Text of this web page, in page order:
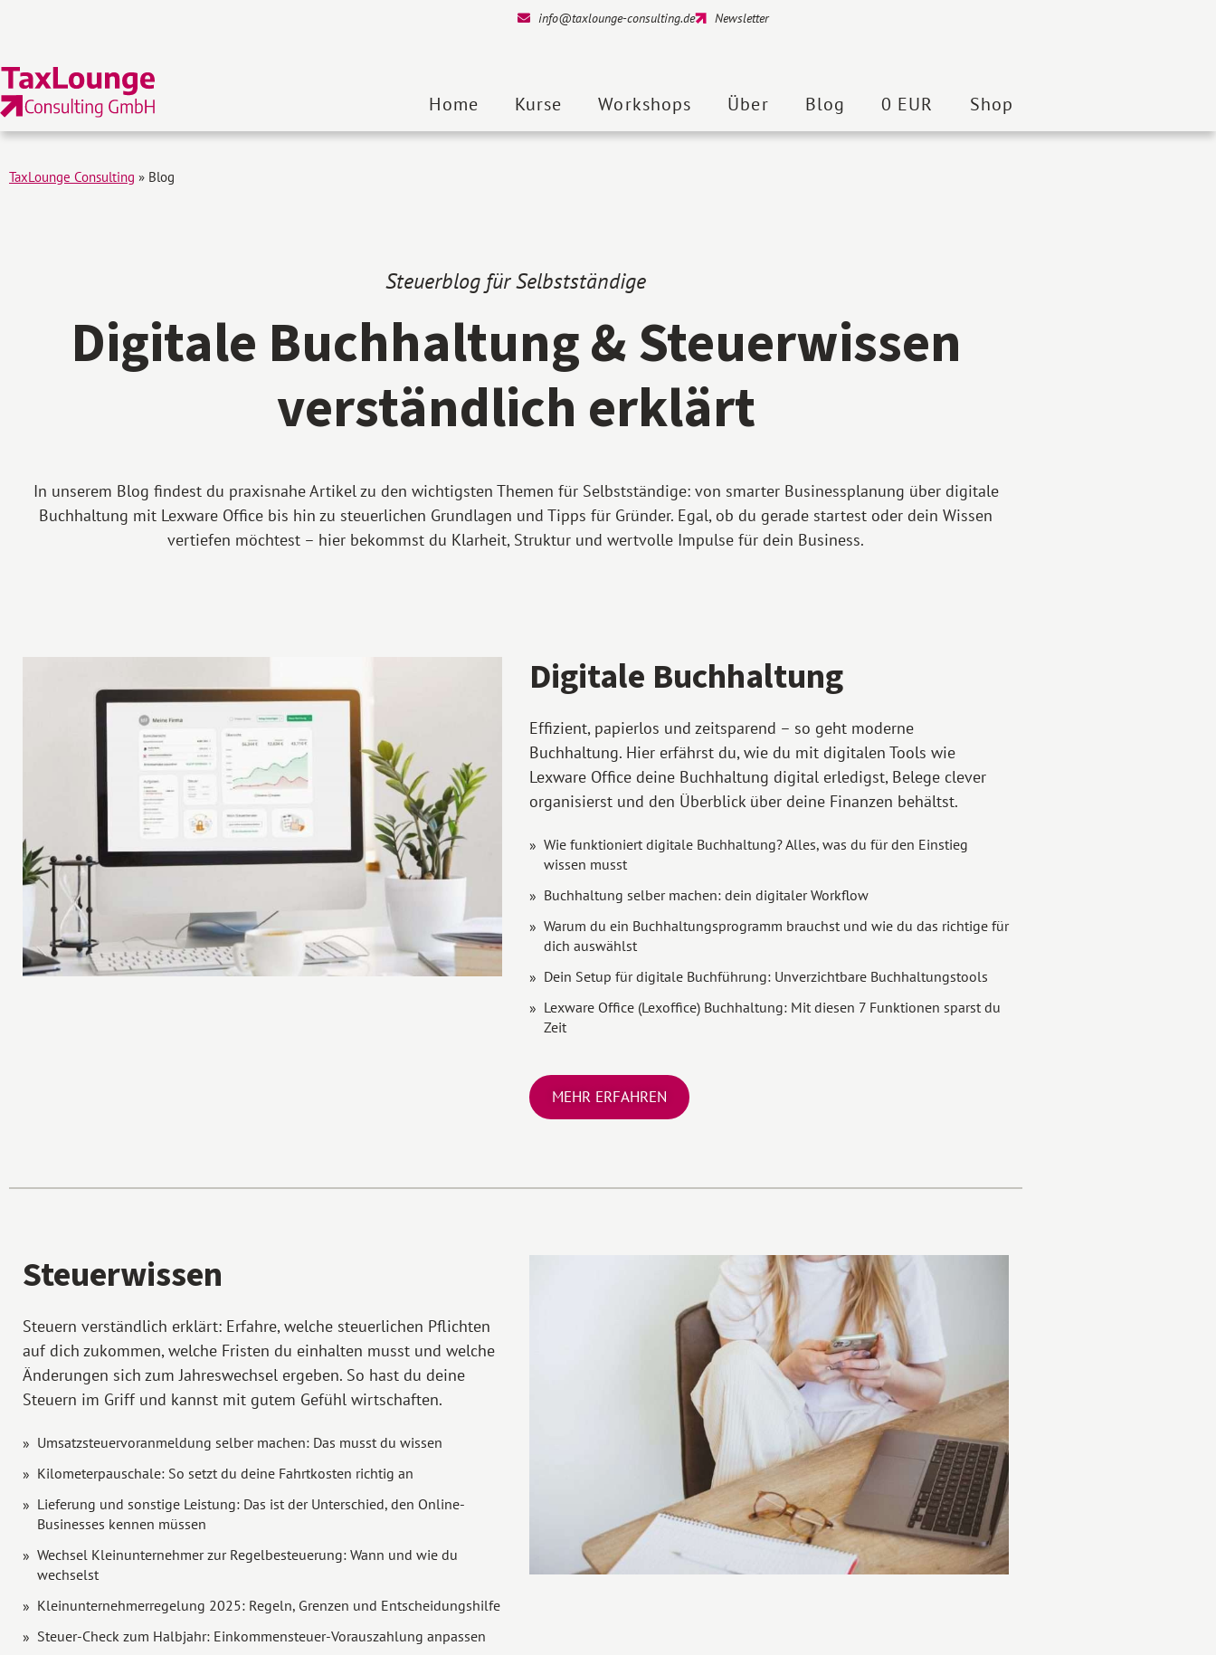
info@taxlounge-consulting.de Newsletter
Home Kurse Workshops Über Blog 0 EUR Shop
TaxLounge Consulting » Blog
Steuerblog für Selbstständige
Digitale Buchhaltung & Steuerwissen
verständlich erklärt
In unserem Blog findest du praxisnahe Artikel zu den wichtigsten Themen für Selbstständige: von smarter Businessplanung über digitale
Buchhaltung mit Lexware Office bis hin zu steuerlichen Grundlagen und Tipps für Gründer. Egal, ob du gerade startest oder dein Wissen
vertiefen möchtest – hier bekommst du Klarheit, Struktur und wertvolle Impulse für dein Business.
Digitale Buchhaltung
Effizient, papierlos und zeitsparend – so geht moderne
Buchhaltung. Hier erfährst du, wie du mit digitalen Tools wie
Lexware Office deine Buchhaltung digital erledigst, Belege clever
organisierst und den Überblick über deine Finanzen behältst.
Wie funktioniert digitale Buchhaltung? Alles, was du für den Einstieg
wissen musst
Buchhaltung selber machen: dein digitaler Workflow
Warum du ein Buchhaltungsprogramm brauchst und wie du das richtige für
dich auswählst
Dein Setup für digitale Buchführung: Unverzichtbare Buchhaltungstools
Lexware Office (Lexoffice) Buchhaltung: Mit diesen 7 Funktionen sparst du
Zeit
MEHR ERFAHREN
Steuerwissen
Steuern verständlich erklärt: Erfahre, welche steuerlichen Pflichten
auf dich zukommen, welche Fristen du einhalten musst und welche
Änderungen sich zum Jahreswechsel ergeben. So hast du deine
Steuern im Griff und kannst mit gutem Gefühl wirtschaften.
Umsatzsteuervoranmeldung selber machen: Das musst du wissen
Kilometerpauschale: So setzt du deine Fahrtkosten richtig an
Lieferung und sonstige Leistung: Das ist der Unterschied, den Online-
Businesses kennen müssen
Wechsel Kleinunternehmer zur Regelbesteuerung: Wann und wie du
wechselst
Kleinunternehmerregelung 2025: Regeln, Grenzen und Entscheidungshilfe
Steuer-Check zum Halbjahr: Einkommensteuer-Vorauszahlung anpassen